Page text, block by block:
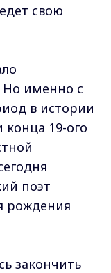
свою
Но именно с
в истории
19-ого
поэт
рождения
закончить